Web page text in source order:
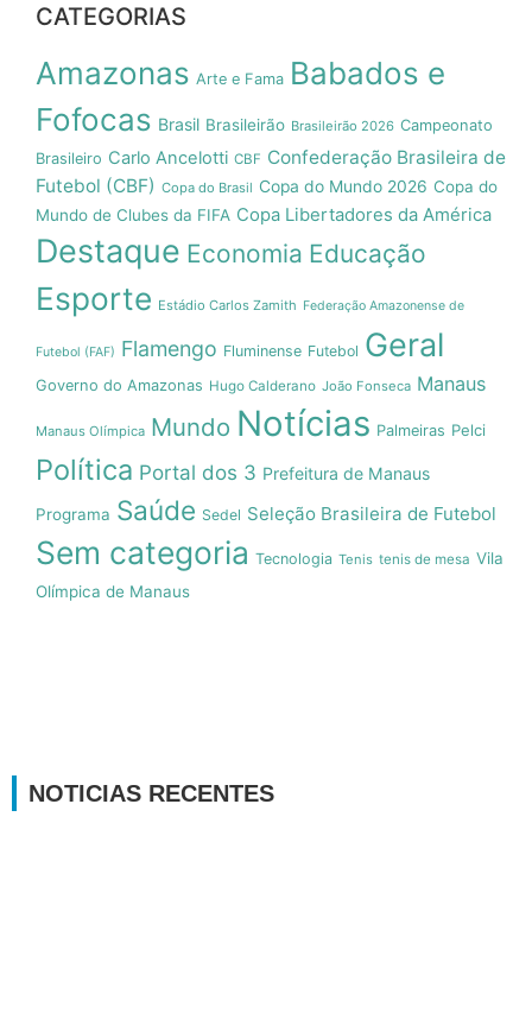
CATEGORIAS
Amazonas Arte e Fama Babados e
Fofocas Brasil Brasileirão Brasileirão 2026 Campeonato
Brasileiro Carlo Ancelotti CBF Confederação Brasileira de
Futebol (CBF) Copa do Brasil Copa do Mundo 2026 Copa do
Mundo de Clubes da FIFA Copa Libertadores da América
Destaque Economia Educação
Esporte Estádio Carlos Zamith Federação Amazonense de
Futebol (FAF) Flamengo Fluminense Futebol Geral
Governo do Amazonas Hugo Calderano João Fonseca Manaus
Manaus Olímpica Mundo Notícias Palmeiras Pelci
Política Portal dos 3 Prefeitura de Manaus
Programa Saúde Sedel Seleção Brasileira de Futebol
Sem categoria Tecnologia Tenis tenis de mesa Vila
Olímpica de Manaus
NOTICIAS RECENTES